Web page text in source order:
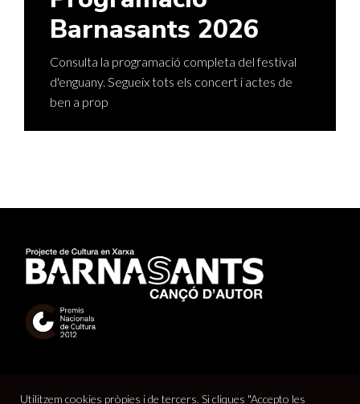
Barnasants 2026
Consulta la programació completa del festival
d'enguany. Segueix tots els concert i actes de
ben a prop
Utilitzem cookies pròpies i de tercers. Si cliques "Accepto les